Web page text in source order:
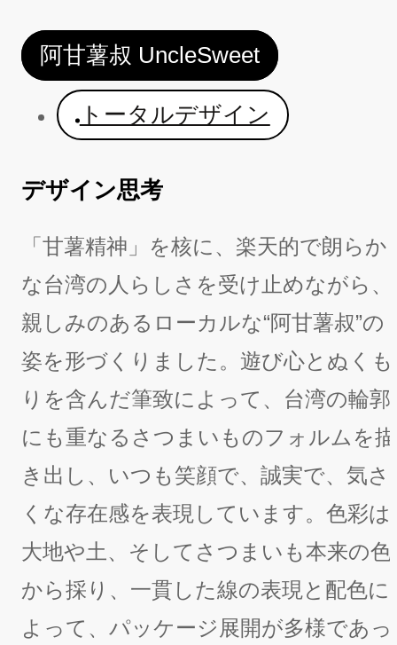
阿甘薯叔 UncleSweet
トータルデザイン
デザイン思考
「甘薯精神」を核に、楽天的で朗らか
な台湾の人らしさを受け止めながら、
親しみのあるローカルな“阿甘薯叔”の
姿を形づくりました。遊び心とぬくも
りを含んだ筆致によって、台湾の輪郭
にも重なるさつまいものフォルムを描
き出し、いつも笑顔で、誠実で、気さ
くな存在感を表現しています。色彩は
大地や土、そしてさつまいも本来の色
から採り、一貫した線の表現と配色に
よって、パッケージ展開が多様であっ